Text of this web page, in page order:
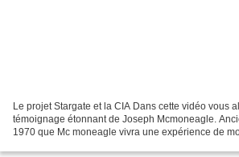
Le projet Stargate et la CIA Dans cette vidéo vous
témoignage étonnant de Joseph Mcmoneagle.
1970 que Mc moneagle vivra une expérience de